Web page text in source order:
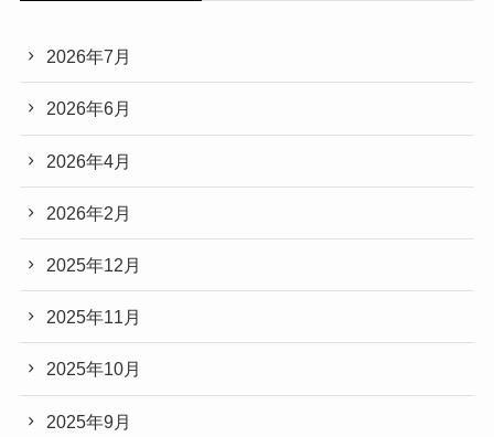
2026年7月
2026年6月
2026年4月
2026年2月
2025年12月
2025年11月
2025年10月
2025年9月